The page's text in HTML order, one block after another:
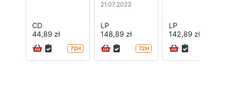
CD
44,89 zł
72H
21.07.2023
LP
148,89 zł
72H
LP
142,89 zł